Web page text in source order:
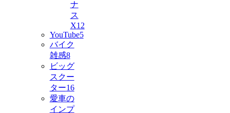
ナ
ス
X12
YouTube5
バイク
雑感8
ビッグ
スクー
ター16
愛車の
インプ